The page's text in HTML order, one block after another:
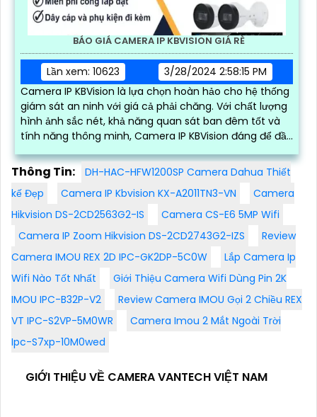
BÁO GIÁ CAMERA IP KBVISION GIÁ RÈ
Lần xem: 10623
3/28/2024 2:58:15 PM
Camera IP KBVision là lựa chọn hoàn hảo cho hệ thống
giám sát an ninh với giá cả phải chăng. Với chất lượng
hình ảnh sắc nét, khả năng quan sát ban đêm tốt và
tính năng thông minh, Camera IP KBVision đáng để đầu
Thông Tin:
DH-HAC-HFW1200SP Camera Dahua Thiết
kế Đẹp
Camera IP Kbvision KX-A2011TN3-VN
Camera
Hikvision DS-2CD2563G2-IS
Camera CS-E6 5MP Wifi
Camera IP Zoom Hikvision DS-2CD2743G2-IZS
Review
Camera IMOU REX 2D IPC-GK2DP-5C0W
Lắp Camera Ip
Wifi Nào Tốt Nhất
Giới Thiệu Camera Wifi Dùng Pin 2K
IMOU IPC-B32P-V2
Review Camera IMOU Gọi 2 Chiều REX
VT IPC-S2VP-5M0WR
Camera Imou 2 Mắt Ngoài Trời
Ipc-S7xp-10M0wed
GIỚI THIỆU VỀ CAMERA VANTECH VIỆT NAM